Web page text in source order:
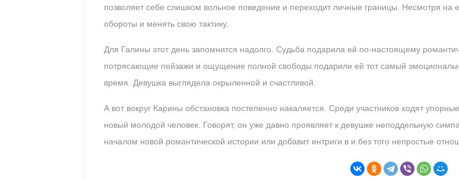
позволяет себе слишком вольное поведение и переходит личные границы. Несмотря на
обороты и менять свою тактику.
Для Галины этот день запомнится надолго. Судьба подарила ей по-настоящему
потрясающие пейзажи и ощущение полной свободы подарили ей тот самый
время. Девушка выглядела окрыленной и счастливой.
А вот вокруг Карины обстановка постепенно накаляется. Среди участников ходят
новый молодой человек. Говорят, он уже давно проявляет к девушке неподдельную
началом новой романтической истории или добавит интриги в и без того непростые